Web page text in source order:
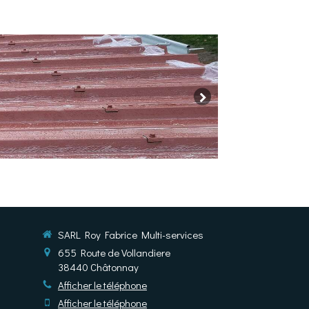
SARL Roy Fabrice Multi-services
655 Route de Vollandiere
38440 Châtonnay
Afficher le téléphone
Afficher le téléphone